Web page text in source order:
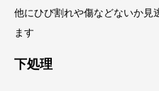
他にひび割れや傷などないか見
ます
下処理